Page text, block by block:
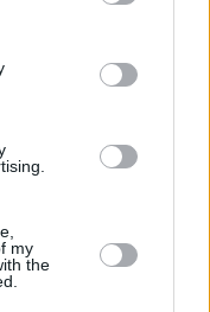
third-party tags to
in below Google
my
the